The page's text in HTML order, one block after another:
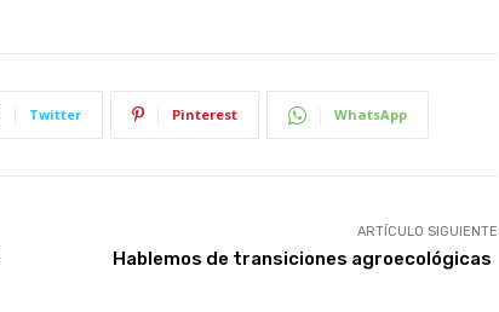
Twitter Pinterest WhatsApp
ARTÍCULO SIGUIENTE
Hablemos de transiciones agroecológicas